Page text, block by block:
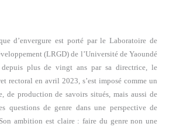
d’envergure est porté par le Laboratoire de
(LRGD) de l’Université de Yaoundé
plus de vingt ans par sa directrice, le
rectoral en avril 2023, s’est imposé comme un
de production de savoirs situés, mais aussi de
questions de genre dans une perspective de
ambition est claire : faire du genre non une